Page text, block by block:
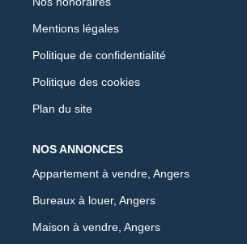
Mentions légales
Politique de confidentialité
Politique des cookies
Plan du site
NOS ANNONCES
Appartement à vendre, Angers
Bureaux à louer, Angers
Maison à vendre, Angers